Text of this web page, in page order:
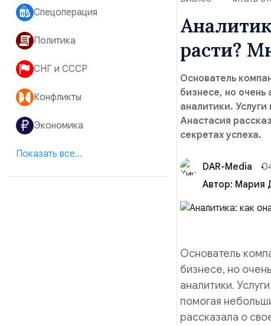
Спецоперация
Политика
СНГ и СССР
Конфликты
Экономика
Показать все...
расти?
Основатель
бизнесе, но очень
аналитики.
Анастасия
секретах успеха.
DAR-Media
Автор: Мария
Основатель
бизнесе, но
аналитики.
помогая
рассказала о